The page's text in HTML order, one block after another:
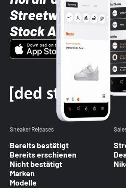
Streetwear-
Stock App
Sneaker Releases
Bereits bestätigt
Bereits erschienen
Nicht bestätigt
Marken
Modelle